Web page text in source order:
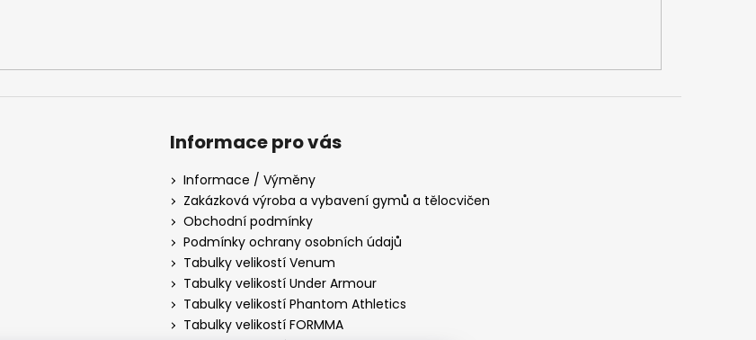
Informace pro vás
Informace / Výměny
Zakázková výroba a vybavení gymů a tělocvičen
Obchodní podmínky
Podmínky ochrany osobních údajů
Tabulky velikostí Venum
Tabulky velikostí Under Armour
Tabulky velikostí Phantom Athletics
Tabulky velikostí FORMMA